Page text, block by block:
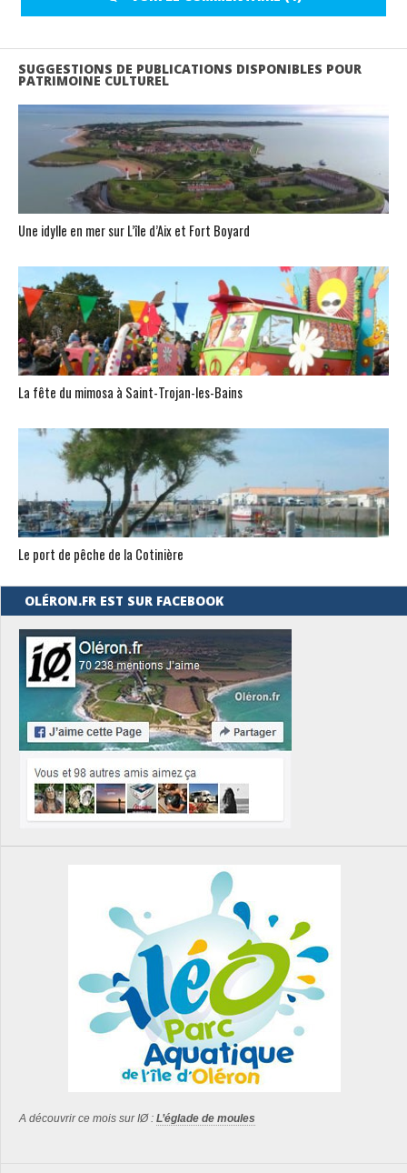
SUGGESTIONS DE PUBLICATIONS DISPONIBLES POUR
PATRIMOINE CULTUREL
Une idylle en mer sur L’île d’Aix et Fort Boyard
La fête du mimosa à Saint-Trojan-les-Bains
Le port de pêche de la Cotinière
OLÉRON.FR EST SUR FACEBOOK
A découvrir ce mois sur IØ : L’églade de moules